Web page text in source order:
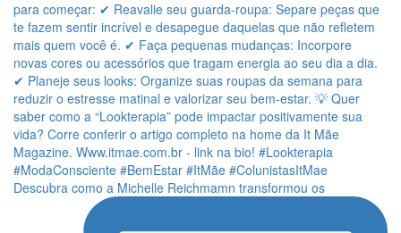
Descubra como a Michelle Reichmamn transformou os